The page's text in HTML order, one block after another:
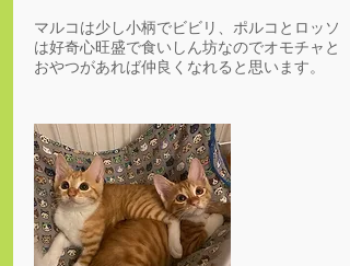
マルコは少し小柄でビビリ、ポルコとロッソ
は好奇心旺盛で食いしん坊なのでオモチャと
おやつがあれば仲良くなれると思います。